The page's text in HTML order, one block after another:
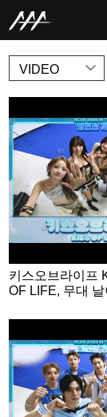
NEWS
VIDEO
키스오브라이프
OF LIFE, 무대
CON 2026 밸런
임|‘Would you
ame | ENG SUB
N2026